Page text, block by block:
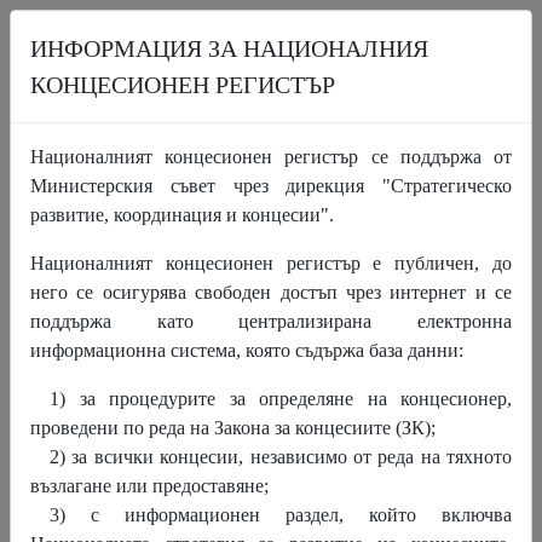
ИНФОРМАЦИОНЕН РАЗДЕЛ НОВИНИ ЗА НКР
КОНТАКТИ
Публикувани са Препис-извлечение от
Протокола от заседанието на
Координационния съвет по концесиите,
приетите от съвета Доклад за дейността
на Координационния съвет по
концесиите през 2021 г. и Годишен
доклад за състоянието на концесиите за
2020 г.
ИНФОРМАЦИЯ ЗА НАЦИОНАЛНИЯ
КОНЦЕСИОНЕН РЕГИСТЪР
Националният концесионен регистър се поддържа от
Министерския съвет чрез дирекция "Стратегическо
развитие, координация и концесии".
Националният концесионен регистър е публичен, до
него се осигурява свободен достъп чрез интернет и се
поддържа като централизирана електронна
информационна система, която съдържа база данни:
1) за процедурите за определяне на концесионер,
проведени по реда на Закона за концесиите (ЗК);
2) за всички концесии, независимо от реда на тяхното
възлагане или предоставяне;
3) с информационен раздел, който включва